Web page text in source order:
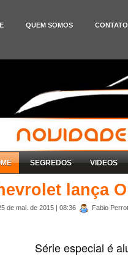
QUEM SOMOS CONTATO
SEGREDOS VIDEOS
lança
de mai. de 2015 | 08:36 Fabio
Série especial é